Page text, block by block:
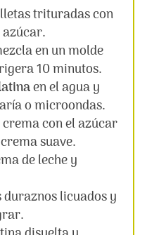
trituradas con
en un molde
10 minutos.
en el agua y
o microondas.
con el azúcar
suave.
de leche y
licuados y